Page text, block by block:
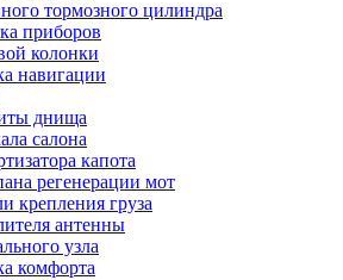
тормозного цилиндра
приборов
колонки
навигации
днища
салона
капота
регенерации мот
крепления груза
антенны
узла
комфорта